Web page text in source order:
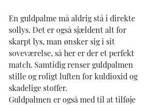
En guldpalme må aldrig stå i direkte
sollys. Det er også sjældent alt for
skarpt lys, man ønsker sig i sit
soveværelse, så her er der et perfekt
match. Samtidig renser guldpalmen
stille og roligt luften for kuldioxid og
skadelige stoffer.
Guldpalmen er også med til at tilføje